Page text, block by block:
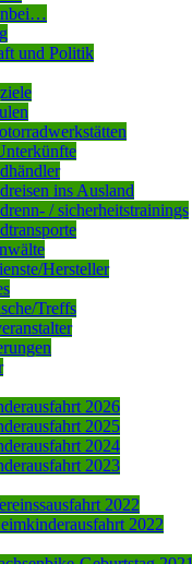
und Politik
ins Ausland
/ sicherheitstrainings
Hersteller
Treffs
2026
2025
2024
2023
2022
2022